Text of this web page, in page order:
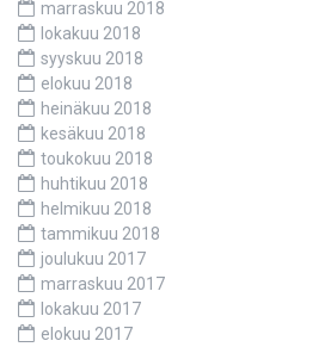
marraskuu 2018
lokakuu 2018
syyskuu 2018
elokuu 2018
heinäkuu 2018
kesäkuu 2018
toukokuu 2018
huhtikuu 2018
helmikuu 2018
tammikuu 2018
joulukuu 2017
marraskuu 2017
lokakuu 2017
elokuu 2017